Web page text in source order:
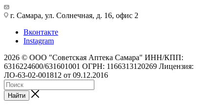
г. Самара, ул. Солнечная, д. 16, офис 2
Вконтакте
Instagram
2026 © ООО "Советская Аптека Самара" ИНН/КПП:
6316224600/631601001 ОГРН: 1166313120269 Лицензия:
ЛО-63-02-001812 от 09.12.2016
Найти